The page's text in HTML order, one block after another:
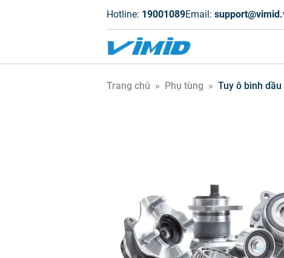
Hotline: 19001089Email:
Trang chủ » Phụ tùng » Tuy ô bình